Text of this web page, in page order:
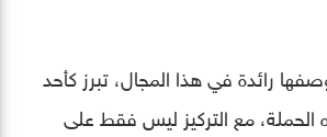
رائدة في هذا المجال، تبرز كأحد
الحملة، مع التركيز ليس فقط على